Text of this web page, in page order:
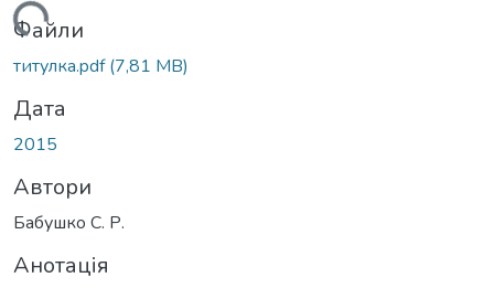
Файли
титулка.pdf(7,81 MB)
Дата
2015
Автори
Бабушко С. Р.
Анотація